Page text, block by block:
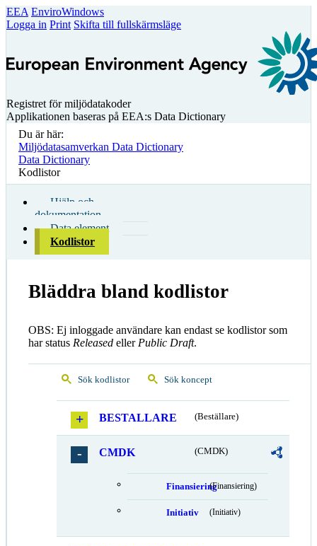
EEA EnviroWindows
Logga in Print Skifta till fullskärmsläge
Registret för miljödatakoder
Applikationen baseras på EEA:s Data Dictionary
Du är här:
Miljödatasamverkan Data Dictionary
Data Dictionary
Kodlistor
Hjälp och
dokumentation
Data element
Kodlistor
Bläddra bland kodlistor
OBS: Ej inloggade användare kan endast se kodlistor som
har status Released eller Public Draft.
Sök kodlistor Sök koncept
BESTALLARE (Beställare)
CMDK (CMDK)
Finansiering(Finansiering)
Initiativ (Initiativ)